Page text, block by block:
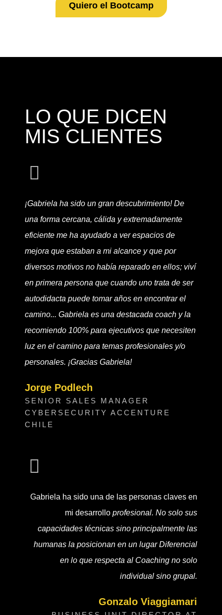
Quiero el Bootcamp
LO QUE DICEN
MIS CLIENTES
¡Gabriela ha sido un gran descubrimiento! De
una forma cercana, cálida y extremadamente
eficiente me ha ayudado a ver espacios de
mejora que estaban a mi alcance y que por
diversos motivos no había reparado en ellos; viví
en primera persona que cuando uno trata de ser
autodidacta puede tomar años en encontrar el
camino... Gabriela es una destacada coach y la
recomiendo 100% para ejecutivos que necesiten
luz en el camino para temas profesionales y/o
personales. ¡Gracias Gabriela!
Jorge Podlech
SENIOR SALES MANAGER
CYBERSECURITY ACCENTURE
CHILE
Gabriela ha sido una de las personas claves en
mi desarrollo profesional. No solo sus
capacidades técnicas sino principalmente las
humanas la posicionan en un lugar Diferencial
en lo que respecta al Coaching no solo
individual sino grupal.
Gonzalo Viaggiamari